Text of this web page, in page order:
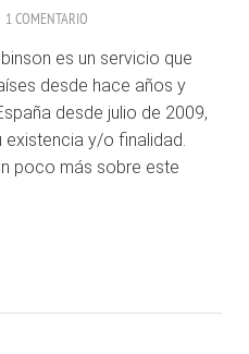
1 COMENTARIO
es un servicio que
desde hace años y
desde julio de 2009,
y/o finalidad.
poco más sobre este